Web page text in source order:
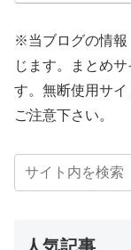
※当ブログの情報
じます。まとめ
す。無断使用サ
ご注意下さい。